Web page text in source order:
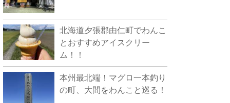
北海道夕張郡由仁町でわんこ
とおすすめアイスクリー
ム！！
本州最北端！マグロ一本釣り
の町、大間をわんこと巡る！